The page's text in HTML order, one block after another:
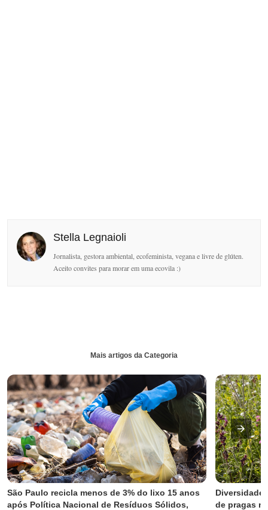
Stella Legnaioli
Jornalista, gestora ambiental, ecofeminista, vegana e livre de glúten.
Aceito convites para morar em uma ecovila :)
Mais artigos da Categoria
São Paulo recicla menos de 3% do lixo 15 anos
após Política Nacional de Resíduos Sólidos,
Diversidade
de pragas